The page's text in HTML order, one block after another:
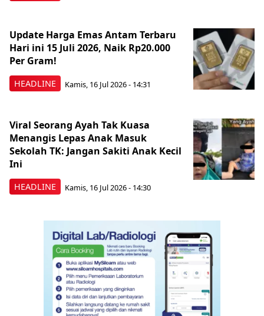
HEADLINE
Update Harga Emas Antam Terbaru
Hari ini 15 Juli 2026, Naik Rp20.000
Per Gram!
Kamis, 16 Jul 2026 - 14:31
HEADLINE
Viral Seorang Ayah Tak Kuasa
Menangis Lepas Anak Masuk
Sekolah TK: Jangan Sakiti Anak Kecil
Ini
Kamis, 16 Jul 2026 - 14:30